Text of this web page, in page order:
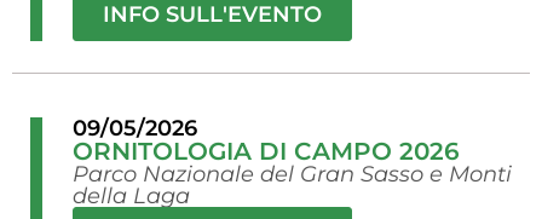
INFO SULL'EVENTO
09/05/2026
ORNITOLOGIA DI CAMPO 2026
Parco Nazionale del Gran Sasso e Monti
della Laga